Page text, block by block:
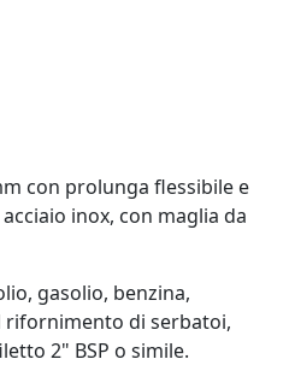
con prolunga flessibile e
inox, con maglia da
gasolio, benzina,
rifornimento di serbatoi,
2" BSP o simile.